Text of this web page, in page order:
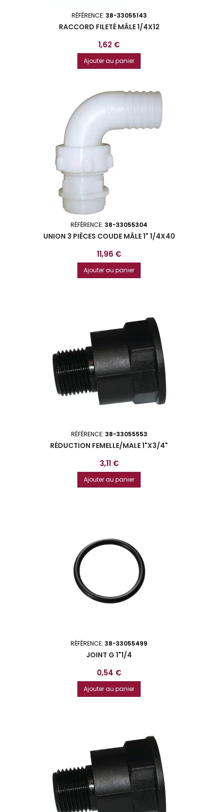
RÉFÉRENCE: 38-33055143
RACCORD FILETÉ MÂLE 1/4X12
Prix
1,62 €
Ajouter au panier
RÉFÉRENCE: 38-33055304
UNION 3 PIÈCES COUDE MÂLE 1" 1/4X40
Prix
11,96 €
Ajouter au panier
RÉFÉRENCE: 38-33055553
RÉDUCTION FEMELLE/MALE 1"X3/4"
Prix
3,11 €
Ajouter au panier
RÉFÉRENCE: 38-33055499
JOINT G 1"1/4
Prix
0,54 €
Ajouter au panier